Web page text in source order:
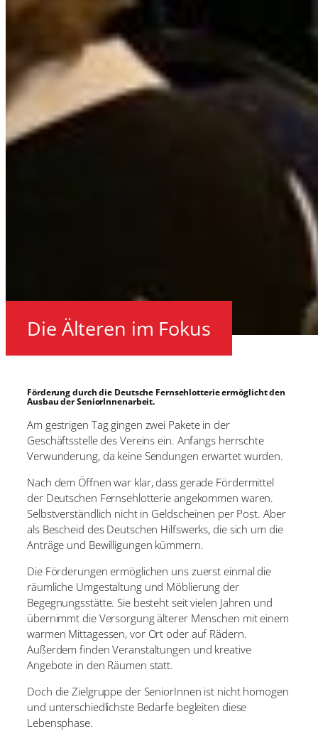
Die Älteren im Fokus
Förderung durch die Deutsche Fernsehlotterie ermöglicht den
Ausbau der SeniorInnenarbeit.
Am gestrigen Tag gingen zwei Pakete in der
Geschäftsstelle des Vereins ein. Anfangs herrschte
Verwunderung, da keine Sendungen erwartet wurden.
Nach dem Öffnen war klar, dass gerade Fördermittel
der Deutschen Fernsehlotterie angekommen waren.
Selbstverständlich nicht in Geldscheinen per Post. Aber
als Bescheid des Deutschen Hilfswerks, die sich um die
Anträge und Bewilligungen kümmern.
Die Förderungen ermöglichen uns zuerst einmal die
räumliche Umgestaltung und Möblierung der
Begegnungsstätte. Sie besteht seit vielen Jahren und
übernimmt die Versorgung älterer Menschen mit einem
warmen Mittagessen, vor Ort oder auf Rädern.
Außerdem finden Veranstaltungen und kreative
Angebote in den Räumen statt.
Doch die Zielgruppe der SeniorInnen ist nicht homogen
und unterschiedlichste Bedarfe begleiten diese
Lebensphase.